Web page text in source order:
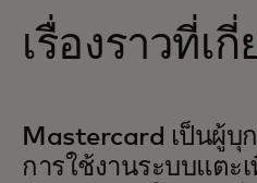
เรื่องราวที่เ
Mastercard เป็นผู้บุ
การใช้งานระบบแตะ